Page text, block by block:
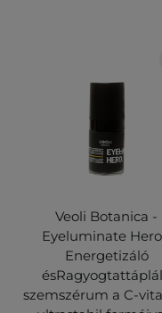
Veoli Botanica -
Eyeluminate
Energetizáló
szemszérum a C-